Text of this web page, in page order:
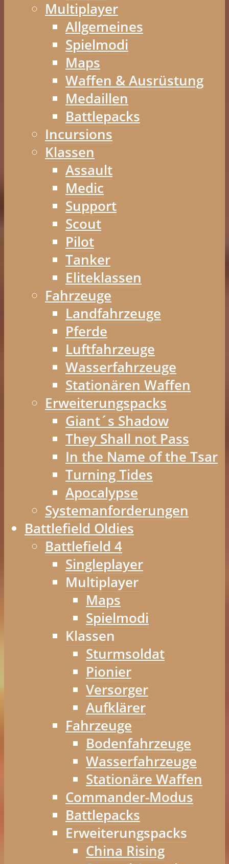
Multiplayer
Allgemeines
Spielmodi
Maps
Waffen & Ausrüstung
Medaillen
Battlepacks
Incursions
Klassen
Assault
Medic
Support
Scout
Pilot
Tanker
Eliteklassen
Fahrzeuge
Landfahrzeuge
Pferde
Luftfahrzeuge
Wasserfahrzeuge
Stationären Waffen
Erweiterungspacks
Giant´s Shadow
They Shall not Pass
In the Name of the Tsar
Turning Tides
Apocalypse
Systemanforderungen
Battlefield Oldies
Battlefield 4
Singleplayer
Multiplayer
Maps
Spielmodi
Klassen
Sturmsoldat
Pionier
Versorger
Aufklärer
Fahrzeuge
Bodenfahrzeuge
Wasserfahrzeuge
Stationäre Waffen
Commander-Modus
Battlepacks
Erweiterungspacks
China Rising